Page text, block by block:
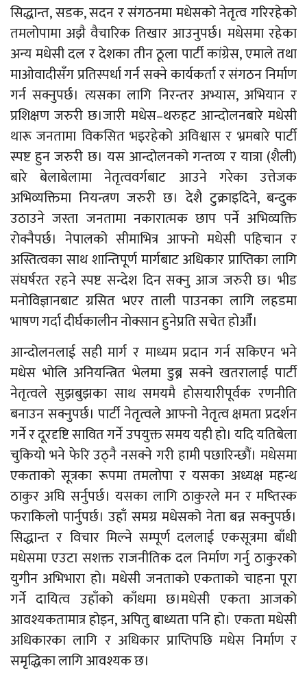
सिद्धान्त, सडक, सदन र संगठनमा मधेसको नेतृत्व गरिरहेको
तमलोपामा अझै वैचारिक तिखार आउनुपर्छ। मधेसमा रहेका
अन्य मधेसी दल र देशका तीन ठूला पार्टी कांग्रेस, एमाले तथा
माओवादीसँग प्रतिस्पर्धा गर्न सक्ने कार्यकर्ता र संगठन निर्माण
गर्न सक्नुपर्छ। त्यसका लागि निरन्तर अभ्यास, अभियान र
प्रशिक्षण जरुरी छ।जारी मधेस–थरुहट आन्दोलनबारे मधेसी
थारू जनतामा विकसित भइरहेको अविश्वास र भ्रमबारे पार्टी
स्पष्ट हुन जरुरी छ। यस आन्दोलनको गन्तव्य र यात्रा (शैली)
बारे बेलाबेलामा नेतृत्ववर्गबाट आउने गरेका उत्तेजक
अभिव्यक्तिमा नियन्त्रण जरुरी छ। देशै टुक्राइदिने, बन्दुक
उठाउने जस्ता जनतामा नकारात्मक छाप पर्ने अभिव्यक्ति
रोक्नैपर्छ। नेपालको सीमाभित्र आफ्नो मधेसी पहिचान र
अस्तित्वका साथ शान्तिपूर्ण मार्गबाट अधिकार प्राप्तिका लागि
संघर्षरत रहने स्पष्ट सन्देश दिन सक्नु आज जरुरी छ। भीड
मनोविज्ञानबाट ग्रसित भएर ताली पाउनका लागि लहडमा
भाषण गर्दा दीर्घकालीन नोक्सान हुनेप्रति सचेत होऔँं।
आन्दोलनलाई सही मार्ग र माध्यम प्रदान गर्न सकिएन भने
मधेस भोलि अनियन्त्रित भेलमा डुब्न सक्ने खतरालाई पार्टी
नेतृत्वले सुझबुझका साथ समयमै होसयारीपूर्वक रणनीति
बनाउन सक्नुपर्छ। पार्टी नेतृत्वले आफ्नो नेतृत्व क्षमता प्रदर्शन
गर्ने र दूरदृष्टि सावित गर्ने उपयुक्त समय यही हो। यदि यतिबेला
चुकियो भने फेरि उठ्नै नसक्ने गरी हामी पछारिन्छौं। मधेसमा
एकताको सूत्रका रूपमा तमलोपा र यसका अध्यक्ष महन्थ
ठाकुर अघि सर्नुपर्छ। यसका लागि ठाकुरले मन र मष्तिस्क
फराकिलो पार्नुपर्छ। उहाँ समग्र मधेसको नेता बन्न सक्नुपर्छ।
सिद्धान्त र विचार मिल्ने सम्पूर्ण दललाई एकसूत्रमा बाँधी
मधेसमा एउटा सशक्त राजनीतिक दल निर्माण गर्नु ठाकुरको
युगीन अभिभारा हो। मधेसी जनताको एकताको चाहना पूरा
गर्ने दायित्व उहाँको काँधमा छ।मधेसी एकता आजको
आवश्यकतामात्र होइन, अपितु बाध्यता पनि हो। एकता मधेसी
अधिकारका लागि र अधिकार प्राप्तिपछि मधेस निर्माण र
समृद्धिका लागि आवश्यक छ।